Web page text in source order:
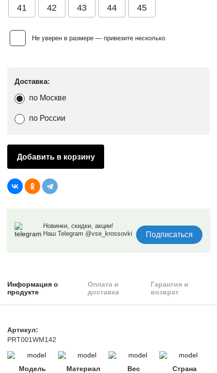
41 42 43 44 45
Не уверен в размере — привезите несколько
Доставка:
по Москве
по России
Добавить в корзину
Новинки, скидки, акции!
Наш Telegram @vse_krossovki
Подписаться
Информация о
продукте
Оплата и
доставка
Гарантия и
возврат
Артикул:
PRT001WM142
Модель Материал Вес
Страна